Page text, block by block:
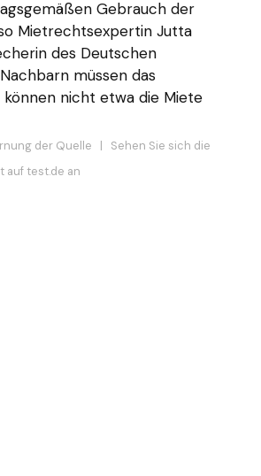
Gebrauch der
Mietrechtsexpertin Jutta
des Deutschen
müssen das
können nicht etwa die Miete
der Quelle | Sehen Sie sich die
auf test.de an